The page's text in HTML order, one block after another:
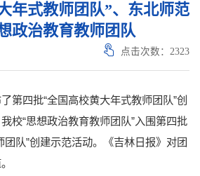
年式教师团队”、东北师范
政治教育教师团队
点击次数： 2323
四批“全国高校黄大年式教师团队”创
校“思想政治教育教师团队”入围第四批
团队”创建示范活动。《吉林日报》对团